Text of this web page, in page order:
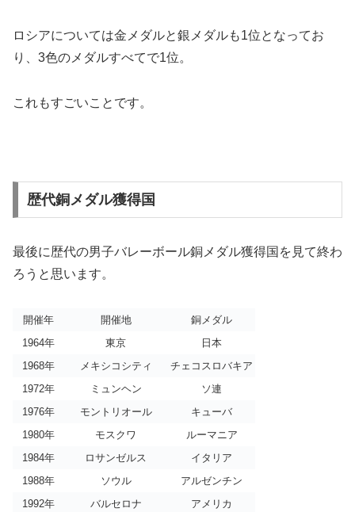
ロシアについては金メダルと銀メダルも1位となってお
り、3色のメダルすべてで1位。
これもすごいことです。
歴代銅メダル獲得国
最後に歴代の男子バレーボール銅メダル獲得国を見て終わ
ろうと思います。
開催年 開催地
銅メダル
1964年
東京
日本
1968年
メキシコシティ
チェコスロバキア
1972年
ミュンヘン
ソ連
1976年
モントリオール
キューバ
1980年
モスクワ
ルーマニア
1984年
ロサンゼルス
イタリア
1988年
ソウル
アルゼンチン
1992年
バルセロナ
アメリカ